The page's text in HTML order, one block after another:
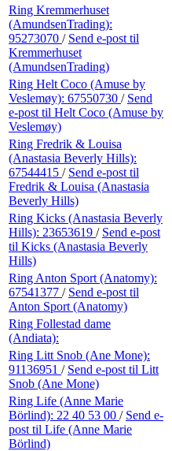
Ring Kremmerhuset
(AmundsenTrading):
95273070 / Send e-post til
Kremmerhuset
(AmundsenTrading)
Ring Helt Coco (Amuse by
Veslemøy): 67550730 / Send
e-post til Helt Coco (Amuse by
Veslemøy)
Ring Fredrik & Louisa
(Anastasia Beverly Hills):
67544415 / Send e-post til
Fredrik & Louisa (Anastasia
Beverly Hills)
Ring Kicks (Anastasia Beverly
Hills): 23653619 / Send e-post
til Kicks (Anastasia Beverly
Hills)
Ring Anton Sport (Anatomy):
67541377 / Send e-post til
Anton Sport (Anatomy)
Ring Follestad dame
(Andiata):
Ring Litt Snob (Ane Mone):
91136951 / Send e-post til Litt
Snob (Ane Mone)
Ring Life (Anne Marie
Börlind): 22 40 53 00 / Send e-
post til Life (Anne Marie
Börlind)